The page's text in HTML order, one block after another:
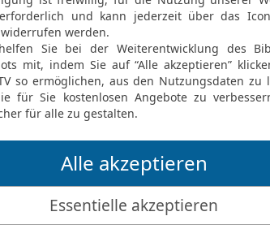
17 Damals sagte
Ich will
ihren Mund zu
ich von ihm
19 Wer nicht
Auftrag sagt,
Wenn aber
ich ihm nicht
Götter spricht,
21 Nun fragt ihr